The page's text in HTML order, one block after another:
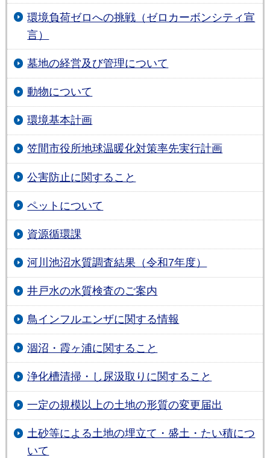
環境負荷ゼロへの挑戦（ゼロカーボンシティ宣
言）
墓地の経営及び管理について
動物について
環境基本計画
笠間市役所地球温暖化対策率先実行計画
公害防止に関すること
ペットについて
資源循環課
河川池沼水質調査結果（令和7年度）
井戸水の水質検査のご案内
鳥インフルエンザに関する情報
涸沼・霞ヶ浦に関すること
浄化槽清掃・し尿汲取りに関すること
一定の規模以上の土地の形質の変更届出
土砂等による土地の埋立て・盛土・たい積につ
いて